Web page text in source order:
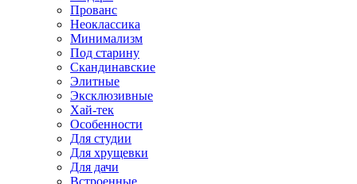
Прованс
Неоклассика
Минимализм
Под старину
Скандинавские
Элитные
Эксклюзивные
Хай-тек
Особенности
Для студии
Для хрущевки
Для дачи
Встроенные